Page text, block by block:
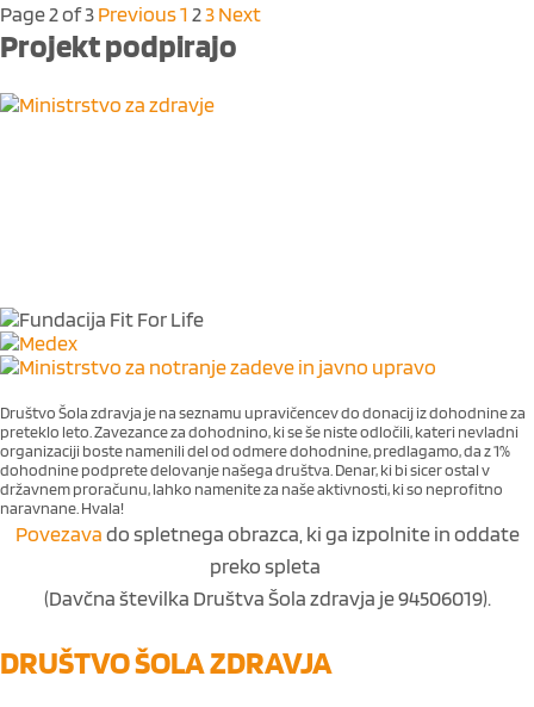
Page 2 of 3Previous123Next
Projektpodpirajo
Društvo Šola zdravja je na seznamu upravičencev do donacij iz dohodnine za
preteklo leto. Zavezance za dohodnino, ki se še niste odločili, kateri nevladni
organizaciji boste namenili del od odmere dohodnine, predlagamo, da z 1%
dohodnine podprete delovanje našega društva. Denar, ki bi sicer ostal v
državnem proračunu, lahko namenite za naše aktivnosti, ki so neprofitno
naravnane. Hvala!
Povezavado spletnega obrazca, ki ga izpolnite in oddate
preko spleta
(Davčna številka Društva Šola zdravja je 94506019).
DRUŠTVO ŠOLA ZDRAVJA